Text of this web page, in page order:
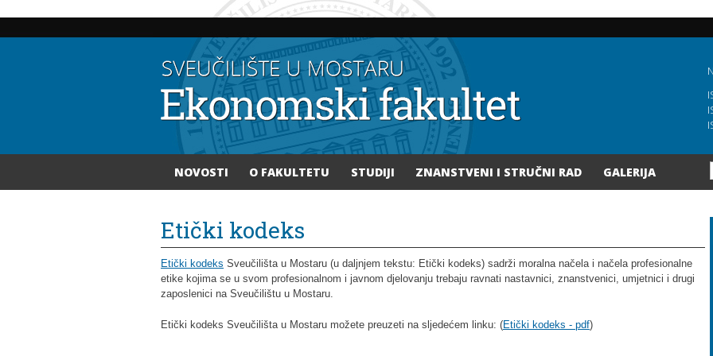
glavni
NOVOSTI O FAKULTETU STUDIJI ZNANSTVENI I STRUČNI RAD GALERIJA
Vi ste ovdje
Etički kodeks
Etički kodeks Sveučilišta u Mostaru (u daljnjem tekstu: Etički kodeks) sadrži moralna načela i načela profesionalne
etike kojima se u svom profesionalnom i javnom djelovanju trebaju ravnati nastavnici, znanstvenici, umjetnici i drugi
zaposlenici na Sveučilištu u Mostaru.
Etički kodeks Sveučilišta u Mostaru možete preuzeti na sljedećem linku: (Etički kodeks - pdf)